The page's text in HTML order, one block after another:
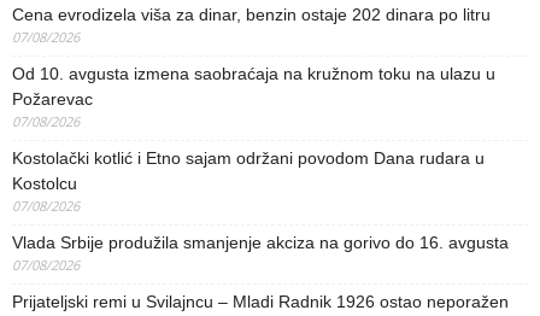
Cena evrodizela viša za dinar, benzin ostaje 202 dinara po litru
07/08/2026
Od 10. avgusta izmena saobraćaja na kružnom toku na ulazu u
Požarevac
07/08/2026
Kostolački kotlić i Etno sajam održani povodom Dana rudara u
Kostolcu
07/08/2026
Vlada Srbije produžila smanjenje akciza na gorivo do 16. avgusta
07/08/2026
Prijateljski remi u Svilajncu – Mladi Radnik 1926 ostao neporažen